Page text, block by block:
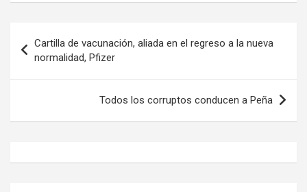
de
entradas
Cartilla de vacunación, aliada en el regreso a la nueva
normalidad, Pfizer
Todos los corruptos conducen a Peña